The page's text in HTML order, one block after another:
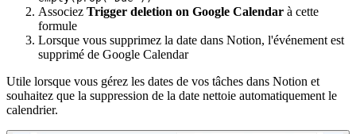
Associez Trigger deletion on Google Calendar à cette
formule
Lorsque vous supprimez la date dans Notion, l'événement est
supprimé de Google Calendar
Utile lorsque vous gérez les dates de vos tâches dans Notion et
souhaitez que la suppression de la date nettoie automatiquement le
calendrier.